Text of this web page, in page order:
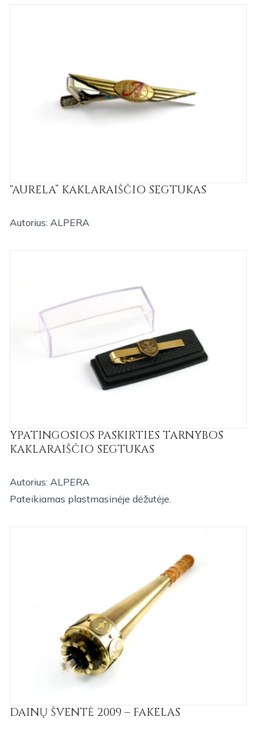
“AURELA” KAKLARAIŠČIO SEGTUKAS
Autorius: ALPERA
YPATINGOSIOS PASKIRTIES TARNYBOS
KAKLARAIŠČIO SEGTUKAS
Autorius: ALPERA
Pateikiamas plastmasinėje dėžutėje.
DAINŲ ŠVENTĖ 2009 – FAKELAS